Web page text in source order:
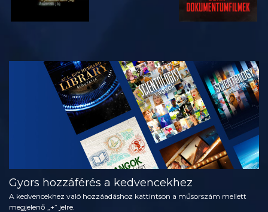
MŰSORNÉZÉS
A SOROZAT
RÉSZEI
Gyors hozzáférés a kedvencekhez
A kedvencekhez való hozzáadáshoz kattintson a műsorszám mellett
megjelenő „+” jelre.